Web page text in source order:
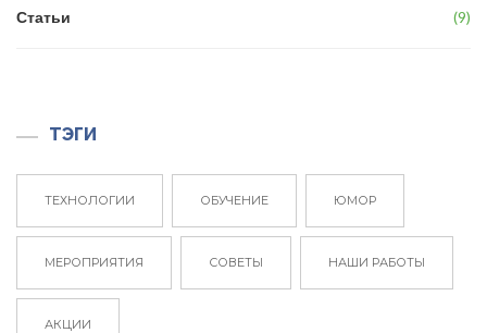
Статьи 9
ТЭГИ
ТЕХНОЛОГИИ ОБУЧЕНИЕ ЮМОР
МЕРОПРИЯТИЯ СОВЕТЫ НАШИ РАБОТЫ
АКЦИИ